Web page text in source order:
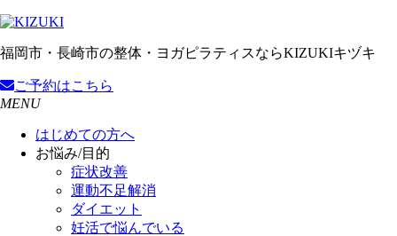
福岡市・長崎市の整体・ヨガピラティスならKIZUKIキヅキ
ご予約はこちら
MENU
はじめての方へ
お悩み/目的
症状改善
運動不足解消
ダイエット
妊活で悩んでいる